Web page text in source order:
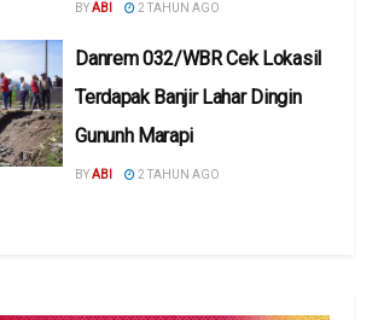
BYABI 2 TAHUN AGO
Danrem 032/WBR Cek LokasiI
Terdapak Banjir Lahar Dingin
Gununh Marapi
BYABI 2 TAHUN AGO